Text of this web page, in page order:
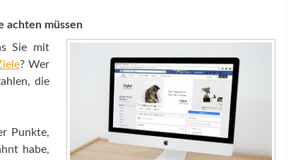
achten müssen
Sie mit
? Wer
die
Punkte,
habe,